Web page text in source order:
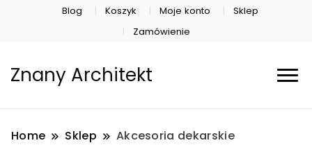
Blog Koszyk Moje konto
Sklep
Zamówienie
Znany Architekt
Home Sklep Akcesoria dekarskie